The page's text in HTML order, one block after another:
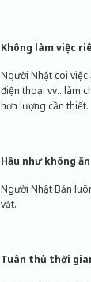
Không làm việc
Người Nhật coi việc
điện thoại vv.. làm
hơn lượng cần thiết.
Hầu như không
Người Nhật Bản
vặt.
Tuân thủ thời